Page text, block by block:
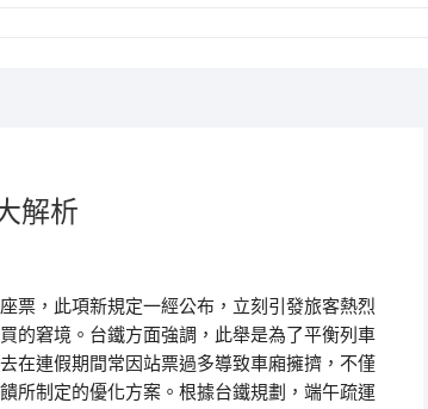
解析
票，此項新規定一經公布，立刻引發旅客熱烈
的窘境。台鐵方面強調，此舉是為了平衡列車
在連假期間常因站票過多導致車廂擁擠，不僅
所制定的優化方案。根據台鐵規劃，端午疏運